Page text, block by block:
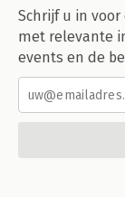
Schrijf u in
met relevante
events en de